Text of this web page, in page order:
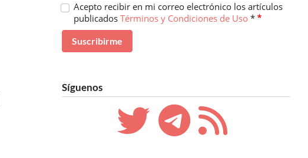
Acepto recibir en mi correo electrónico los artículos
publicados Términos y Condiciones de Uso *
Síguenos